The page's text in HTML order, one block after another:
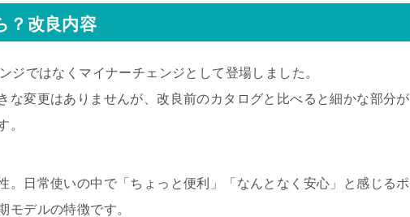
？改良内容
ジではなくマイナーチェンジとして登場しました。
な変更はありませんが、改良前のカタログと比べると細かな部分が
。
。日常使いの中で「ちょっと便利」「なんとなく安心」と感じるポ
モデルの特徴です。